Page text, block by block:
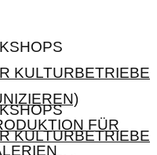
KULTURBETRIEBE
FÜR
KULTURBETRIEBE